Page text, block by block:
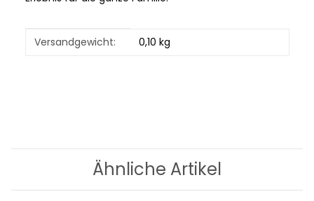
Produkteigenschaft
Wert
Versandgewicht: 0,10 kg
Ähnliche Artikel